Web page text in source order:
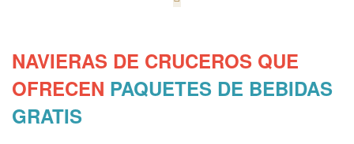
NAVIERAS DE CRUCEROS QUE
OFRECEN PAQUETES DE BEBIDAS
GRATIS